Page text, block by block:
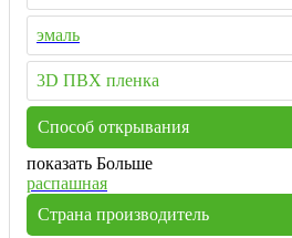
эмаль
3D ПВХ пленка
Способ открывания
показать Больше
распашная
Страна производитель